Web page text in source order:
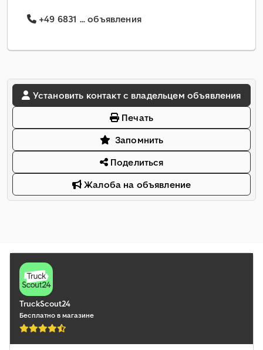
+49 6831 ... объявления
Установить контакт с владельцем объявления
Печать
Запомнить
Поделиться
Жалоба на объявление
TruckScout24
Бесплатно в магазине